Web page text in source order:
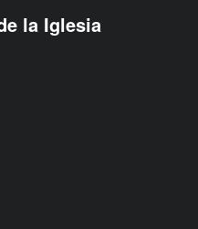
la Iglesia